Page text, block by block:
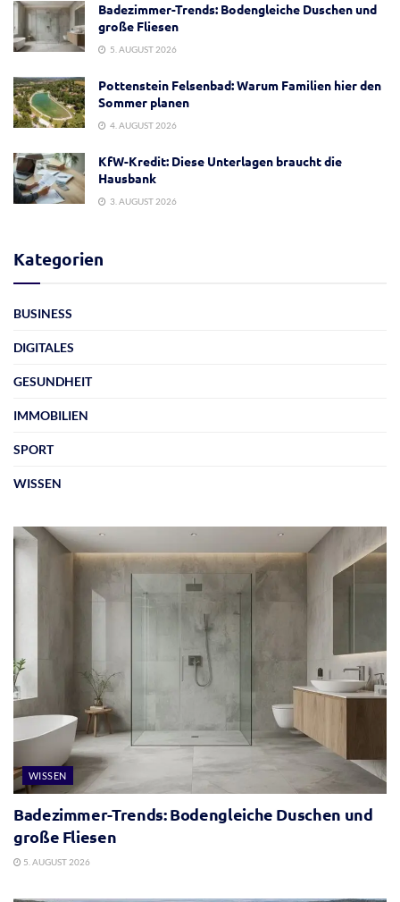
Badezimmer-Trends: Bodengleiche Duschen und
große Fliesen
5. AUGUST 2026
Pottenstein Felsenbad: Warum Familien hier den
Sommer planen
4. AUGUST 2026
KfW-Kredit: Diese Unterlagen braucht die
Hausbank
3. AUGUST 2026
Kategorien
BUSINESS
DIGITALES
GESUNDHEIT
IMMOBILIEN
SPORT
WISSEN
WISSEN
Badezimmer-Trends: Bodengleiche Duschen und
große Fliesen
5. AUGUST 2026